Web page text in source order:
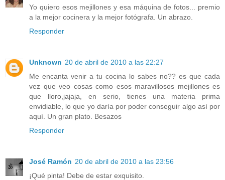
Yo quiero esos mejillones y esa máquina de fotos... premio
a la mejor cocinera y la mejor fotógrafa. Un abrazo.
Responder
Unknown 20 de abril de 2010 a las 22:27
Me encanta venir a tu cocina lo sabes no?? es que cada
vez que veo cosas como esos maravillosos mejillones es
que lloro,jajaja, en serio, tienes una materia prima
envidiable, lo que yo daría por poder conseguir algo así por
aquí. Un gran plato. Besazos
Responder
José Ramón 20 de abril de 2010 a las 23:56
¡Qué pinta! Debe de estar exquisito.